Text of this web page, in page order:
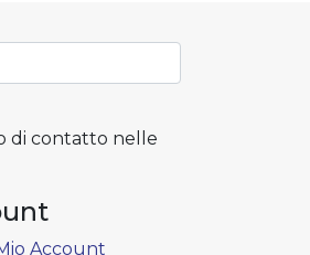
di contatto nelle
Account